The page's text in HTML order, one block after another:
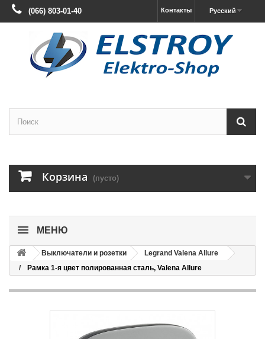
Русский
Контакты
(066) 803-01-40
Корзина (пусто)
МЕНЮ
Выключатели и розетки
Legrand Valena Allure
Рамка 1-я цвет полированная сталь, Valena Allure